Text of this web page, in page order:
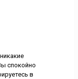
спокойно
в